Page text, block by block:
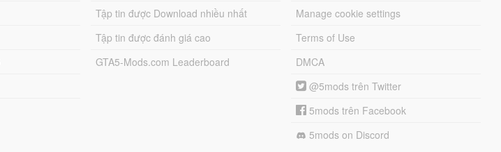
Tập tin được Download nhiều nhất
Tập tin được đánh giá cao
GTA5-Mods.com Leaderboard
Manage cookie settings
Terms of Use
DMCA
@5mods trên Twitter
5mods trên Facebook
5mods on Discord